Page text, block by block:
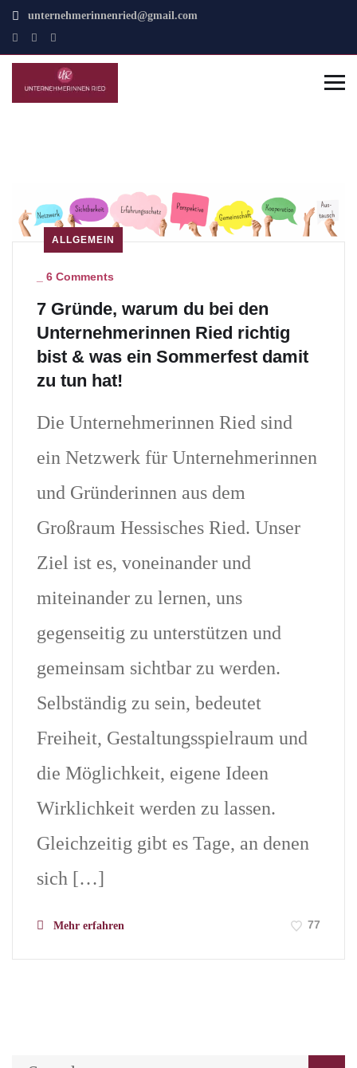
unternehmerinnenried@gmail.com
ALLGEMEIN
6 Comments
7 Gründe, warum du bei den
Unternehmerinnen Ried richtig
bist & was ein Sommerfest damit
zu tun hat!
Die Unternehmerinnen Ried sind
ein Netzwerk für Unternehmerinnen
und Gründerinnen aus dem
Großraum Hessisches Ried. Unser
Ziel ist es, voneinander und
miteinander zu lernen, uns
gegenseitig zu unterstützen und
gemeinsam sichtbar zu werden.
Selbständig zu sein, bedeutet
Freiheit, Gestaltungsspielraum und
die Möglichkeit, eigene Ideen
Wirklichkeit werden zu lassen.
Gleichzeitig gibt es Tage, an denen
sich […]
Mehr erfahren 77